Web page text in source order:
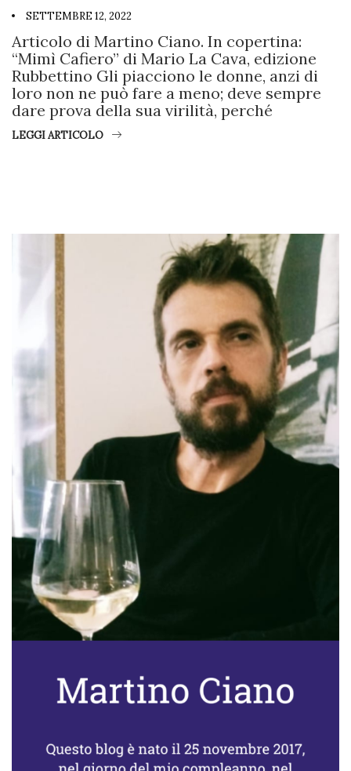
SETTEMBRE 12, 2022
Articolo di Martino Ciano. In copertina:
“Mimì Cafiero” di Mario La Cava, edizione
Rubbettino Gli piacciono le donne, anzi di
loro non ne può fare a meno; deve sempre
dare prova della sua virilità, perché
LEGGI ARTICOLO